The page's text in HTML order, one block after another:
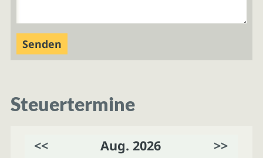
Steuertermine
<< Aug. 2026 >>